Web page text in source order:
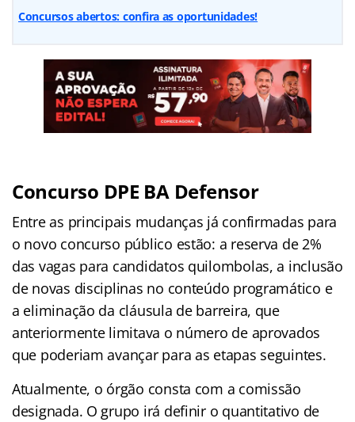
Concursos abertos: confira as oportunidades!
Concurso DPE BA Defensor
Entre as principais mudanças já confirmadas para
o novo concurso público estão: a reserva de 2%
das vagas para candidatos quilombolas, a inclusão
de novas disciplinas no conteúdo programático e
a eliminação da cláusula de barreira, que
anteriormente limitava o número de aprovados
que poderiam avançar para as etapas seguintes.
Atualmente, o órgão consta com a comissão
designada. O grupo irá definir o quantitativo de